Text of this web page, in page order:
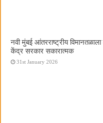
नवी मुंबई आंतरराष्ट्रीय
केंद्र सरकार सकारात्मक
31st January 2026